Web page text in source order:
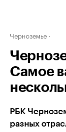
Черноземье
Самое
РБК
разных